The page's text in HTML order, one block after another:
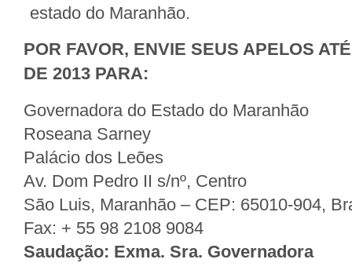
estado do Maranhão.
POR FAVOR, ENVIE SEUS APELOS
DE 2013 PARA:
Governadora do Estado do Maranhão
Roseana Sarney
Palácio dos Leões
Av. Dom Pedro II s/nº, Centro
São Luis, Maranhão – CEP: 65010-904,
Fax: + 55 98 2108 9084
Saudação: Exma. Sra. Governadora